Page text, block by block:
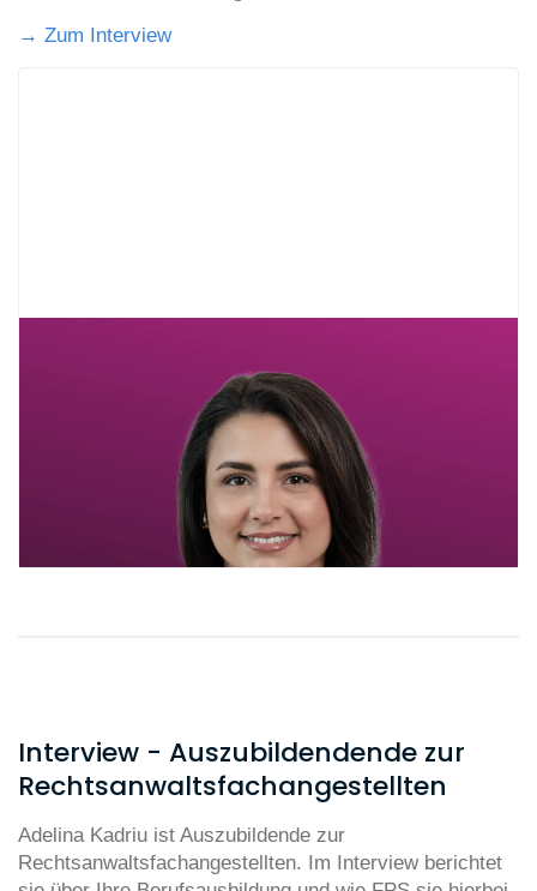
→ Zum Interview
Interview - Auszubildendende zur
Rechtsanwaltsfachangestellten
Adelina Kadriu ist Auszubildende zur
Rechtsanwaltsfachangestellten. Im Interview berichtet